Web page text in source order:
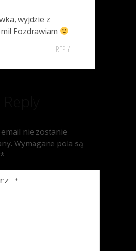
wyjdzie z
Pozdrawiam
REPLY
nie zostanie
Wymagane pola są
*